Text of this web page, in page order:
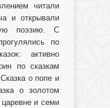
читали
и открывали
поэзию. С
по
активно
по сказкам
о попе и
о золотом
и семи